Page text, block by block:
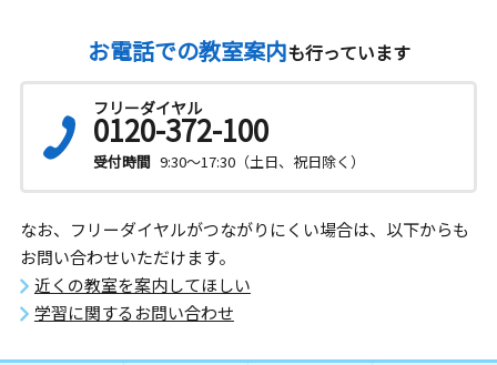
お電話での教室案内も行っています
フリーダイヤル
0120-372-100
受付時間 9:30～17:30（土日、祝日除く）
なお、フリーダイヤルがつながりにくい場合は、以下からも
お問い合わせいただけます。
近くの教室を案内してほしい
学習に関するお問い合わせ